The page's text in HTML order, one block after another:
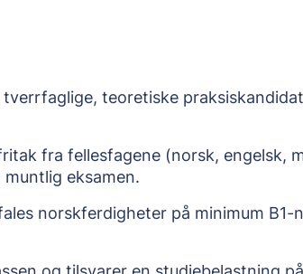
teoretiske
fra fellesfagene (norsk, engelsk,
eksamen.
norskferdigheter på minimum B1-